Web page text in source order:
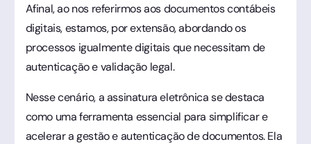
Afinal, ao nos referirmos aos documentos contábeis
digitais, estamos, por extensão, abordando os
processos igualmente digitais que necessitam de
autenticação e validação legal.
Nesse cenário, a assinatura eletrônica se destaca
como uma ferramenta essencial para simplificar e
acelerar a gestão e autenticação de documentos. Ela